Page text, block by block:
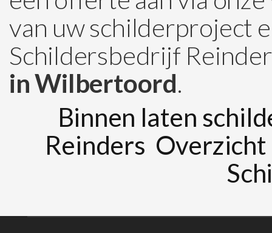
van uw schilderproject
Schildersbedrijf
in Wilbertoord.
Binnen laten
Reinders Overzicht